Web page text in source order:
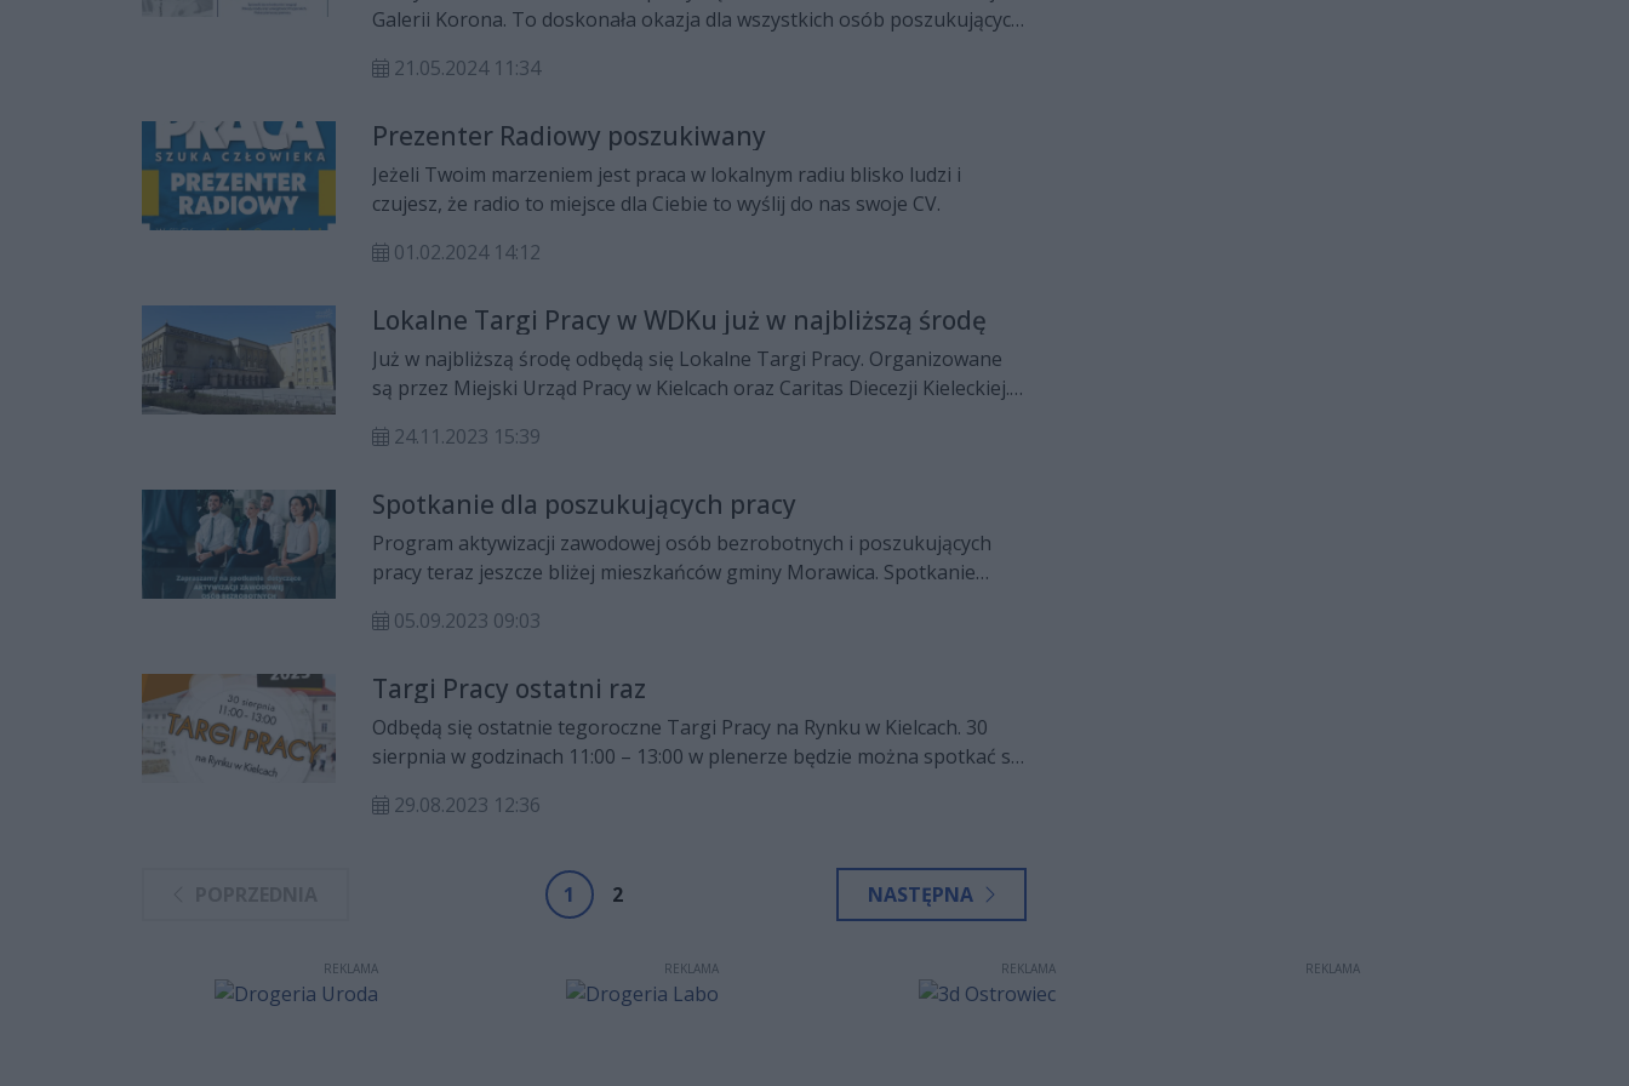
Galerii Korona. To doskonała okazja dla wszystkich osób poszukujących
21.05.2024 11:34
Prezenter Radiowy poszukiwany
Jeżeli Twoim marzeniem jest praca w lokalnym radiu blisko ludzi i
czujesz, że radio to miejsce dla Ciebie to wyślij do nas swoje CV.
01.02.2024 14:12
Lokalne Targi Pracy w WDKu już w najbliższą środę
Już w najbliższą środę odbędą się Lokalne Targi Pracy. Organizowane
są przez Miejski Urząd Pracy w Kielcach oraz Caritas Diecezji Kieleckiej.
Wojewódzkim Domu Kultury w Kielcach, w godzinach 10:00 – 13:00.
24.11.2023 15:39
Spotkanie dla poszukujących pracy
Program aktywizacji zawodowej osób bezrobotnych i poszukujących
pracy teraz jeszcze bliżej mieszkańców gminy Morawica. Spotkanie
05.09.2023 09:03
Targi Pracy ostatni raz
Odbędą się ostatnie tegoroczne Targi Pracy na Rynku w Kielcach. 30
sierpnia w godzinach 11:00 – 13:00 w plenerze będzie można spotkać się
związanymi z zatrudnieniem instytucjami.
29.08.2023 12:36
1 2 NASTĘPNA
REKLAMA REKLAMA REKLAMA REKLAMA